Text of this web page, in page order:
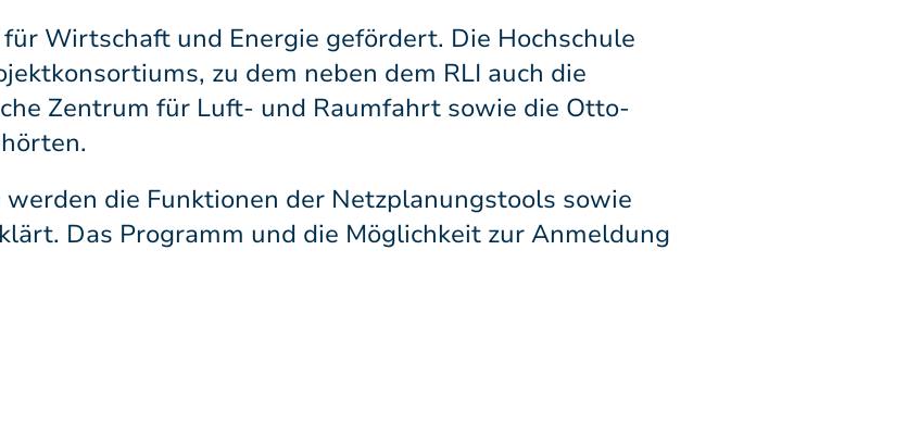
Wirtschaft und Energie gefördert. Die Hochschule
zu dem neben dem RLI auch die
Zentrum für Luft- und Raumfahrt sowie die Otto-
die Funktionen der Netzplanungstools sowie
Das Programm und die Möglichkeit zur Anmeldung